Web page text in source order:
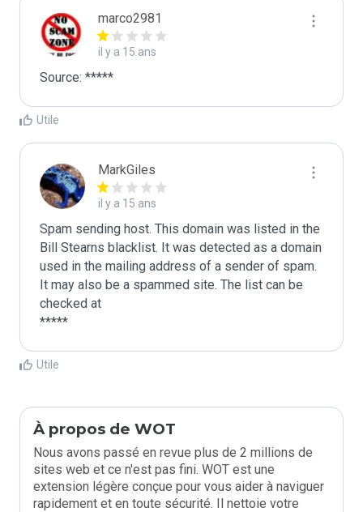
marco2981
il y a 15 ans
Utile
MarkGiles
il y a 15 ans
Spam sending host. This domain was listed in the
Bill Stearns blacklist. It was detected as a domain
used in the mailing address of a sender of spam.
It may also be a spammed site. The list can be
checked at
Utile
À propos de WOT
Nous avons passé en revue plus de 2 millions de
sites web et ce n'est pas fini. WOT est une
extension légère conçue pour vous aider à naviguer
rapidement et en toute sécurité. Il nettoie votre